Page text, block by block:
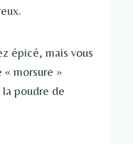
épicé, mais vous
morsure »
poudre de